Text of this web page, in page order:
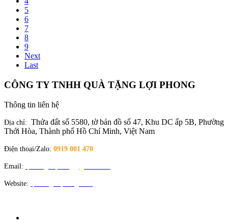
5
6
7
8
9
Next
Last
CÔNG TY TNHH QUÀ TẶNG LỢI PHONG
Thông tin liên hệ
Địa chỉ: Thửa đất số 5580, tờ bản đồ số 47, Khu DC ấp 5B, Phường
Thới Hòa, Thành phố Hồ Chí Minh, Việt Nam
Điện thoại/Zalo: 0919 001 470
Email:
Website: